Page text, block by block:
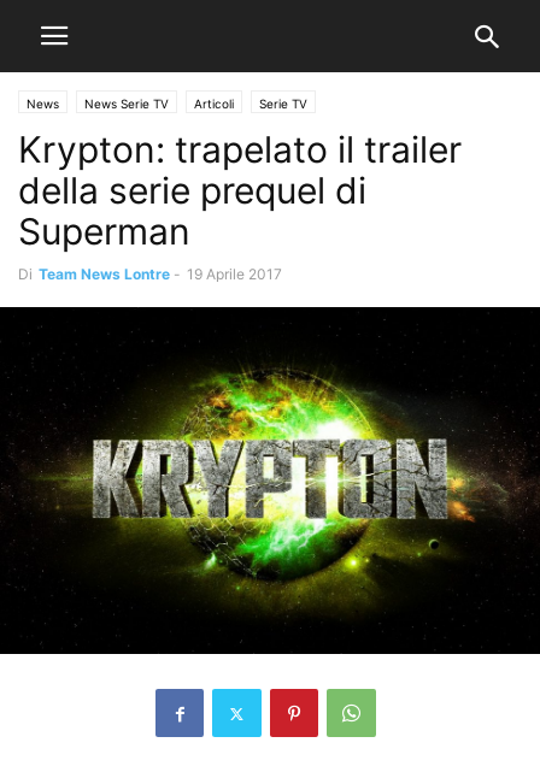
News News Serie TV Articoli Serie TV
Krypton: trapelato il trailer
della serie prequel di
Superman
Di Team News Lontre - 19 Aprile 2017